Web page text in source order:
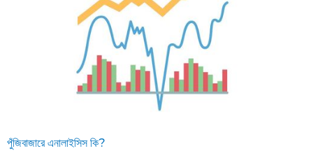
পুঁজিবাজারে এনালাইসিস কি?